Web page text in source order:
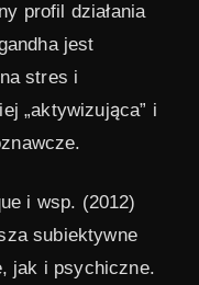
profil działania
jest
stres i
„aktywizująca” i
i wsp. (2012)
subiektywne
jak i psychiczne.